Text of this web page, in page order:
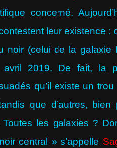
concerné.
leur existence :
noir (celui de la galaxie
2019. De fait, la
qu’il existe un trou
que d’autres, bien
Toutes les galaxies ?
central » s’appelle